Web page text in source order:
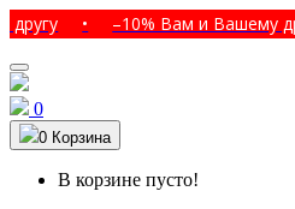
• –10% Вам и Вашему другу
0
0 Корзина
В корзине пусто!